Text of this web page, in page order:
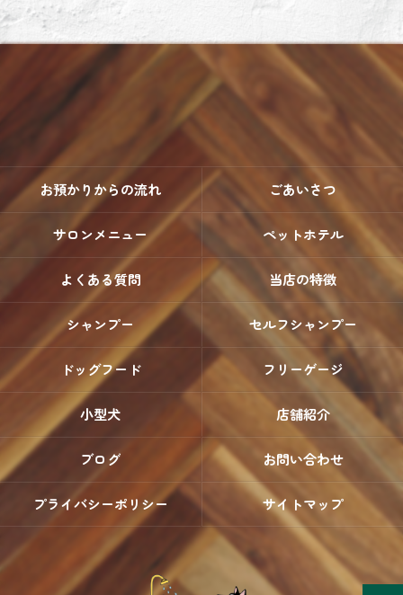
お預かりからの流れ ごあいさつ
サロンメニュー ペットホテル
よくある質問 当店の特徴
シャンプー セルフシャンプー
ドッグフード フリーゲージ
小型犬 店舗紹介
ブログ お問い合わせ
プライバシーポリシー サイトマップ